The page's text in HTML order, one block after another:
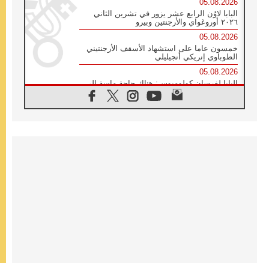
05.08.2026
البابا لاوُن الرابع عشر يزور في تشرين الثاني
٢٠٢٦ أوروغواي والأرجنتين وبيرو
05.08.2026
خمسون عاما على استشهاد الأسقف الأرجنتيني
الطوباوي إنريكي أنجيليلي
05.08.2026
البابا لفرسان كولومبوس: هناك حاجة ماسة إلى
أنبياء تناغم يسعون إلى بناء الجسور
04.08.2026